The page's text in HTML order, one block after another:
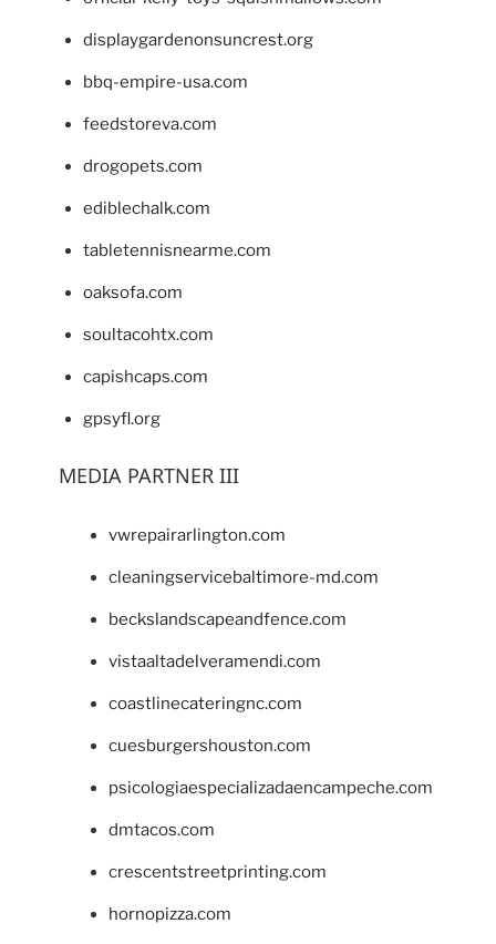
displaygardenonsuncrest.org
bbq-empire-usa.com
feedstoreva.com
drogopets.com
ediblechalk.com
tabletennisnearme.com
oaksofa.com
soultacohtx.com
capishcaps.com
gpsyfl.org
MEDIA PARTNER III
vwrepairarlington.com
cleaningservicebaltimore-md.com
beckslandscapeandfence.com
vistaaltadelveramendi.com
coastlinecateringnc.com
cuesburgershouston.com
psicologiaespecializadaencampeche.com
dmtacos.com
crescentstreetprinting.com
hornopizza.com